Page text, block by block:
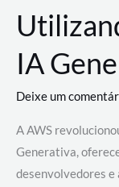
IA
Deixe um
A AWS
Generativa,
desenvolvedores e